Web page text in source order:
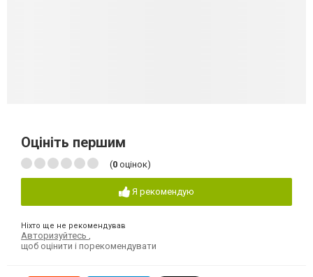
Оцініть першим
(0 оцінок)
Я рекомендую
Ніхто ще не рекомендував
Авторизуйтесь ,
щоб оцінити і порекомендувати